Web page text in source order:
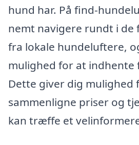
hund har. På find-
nemt navigere rundt i de
fra lokale hundeluftere,
mulighed for at indhente
Dette giver dig mulighed
sammenligne priser og
kan træffe et